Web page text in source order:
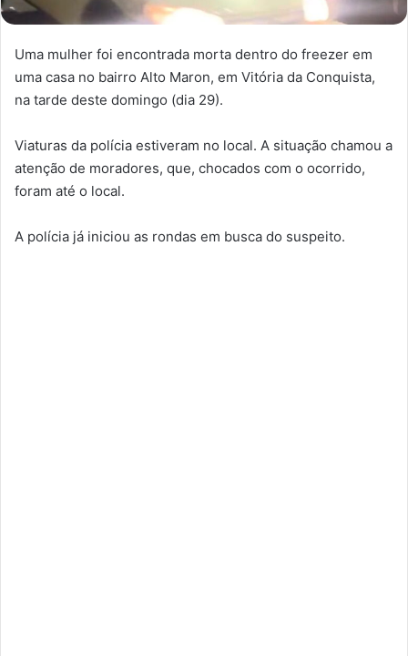
Uma mulher foi encontrada morta dentro do freezer em
uma casa no bairro Alto Maron, em Vitória da Conquista,
na tarde deste domingo (dia 29).
Viaturas da polícia estiveram no local. A situação chamou a
atenção de moradores, que, chocados com o ocorrido,
foram até o local.
A polícia já iniciou as rondas em busca do suspeito.